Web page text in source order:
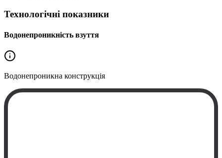
Технологічні показники
Водонепроникність взуття
Водонепроникна конструкція